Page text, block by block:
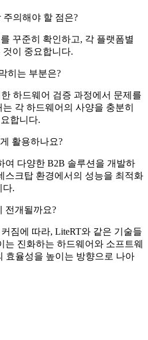
주의해야 할 점은?
꾸준히 확인하고, 각 플랫폼별
이 중요합니다.
히는 부분은?
하드웨어 검증 과정에서 문제를
각 하드웨어의 사양을 충분히
합니다.
활용하나요?
여 다양한 B2B 솔루션을 개발하
스크탑 환경에서의 성능을 최적화
다.
전개될까요?
짐에 따라, LiteRT와 같은 기술들
는 진화하는 하드웨어와 소프트웨
효율성을 높이는 방향으로 나아